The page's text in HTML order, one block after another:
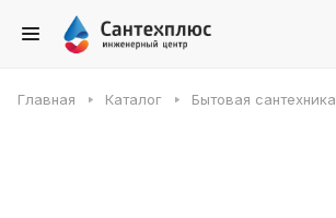
Главная Каталог Бытовая сантехника